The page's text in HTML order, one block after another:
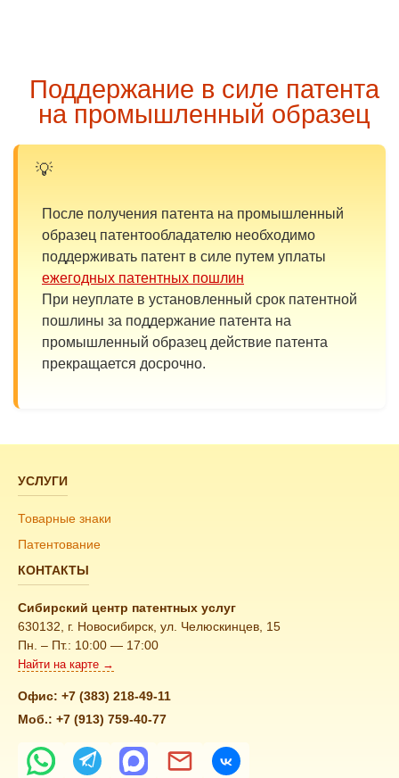
Поддержание в силе патента
на промышленный образец
После получения патента на промышленный
образец патентообладателю необходимо
поддерживать патент в силе путем уплаты
ежегодных патентных пошлин
При неуплате в установленный срок патентной
пошлины за поддержание патента на
промышленный образец действие патента
прекращается досрочно.
УСЛУГИ
Товарные знаки
Патентование
КОНТАКТЫ
Сибирский центр патентных услуг
630132, г. Новосибирск, ул. Челюскинцев, 15
Пн. – Пт.: 10:00 — 17:00
Найти на карте →
Офис: +7 (383) 218-49-11
Моб.: +7 (913) 759-40-77